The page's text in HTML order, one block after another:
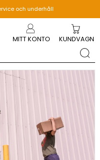
och underhåll
MITT KONTO KUNDVAGN